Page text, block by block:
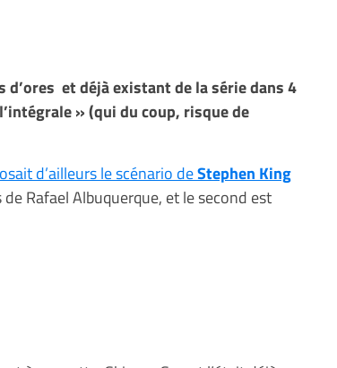
d’ores et déjà existant de la série dans 4
» (qui du coup, risque de
d’ailleurs le scénario deStephen King
Rafael Albuquerque, et le second est